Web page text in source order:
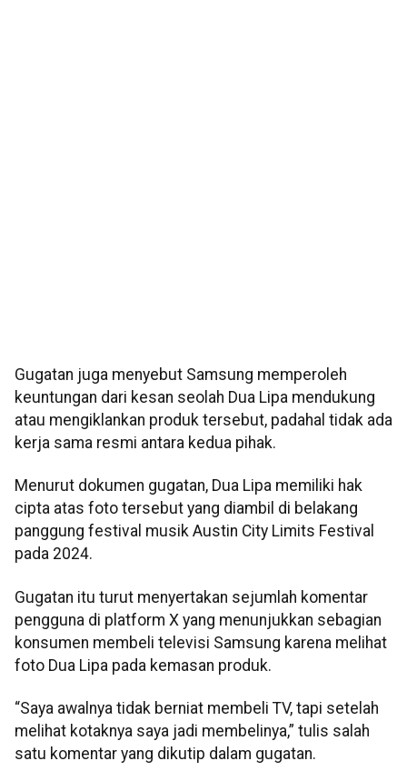
Gugatan juga menyebut Samsung memperoleh
keuntungan dari kesan seolah Dua Lipa mendukung
atau mengiklankan produk tersebut, padahal tidak ada
kerja sama resmi antara kedua pihak.
Menurut dokumen gugatan, Dua Lipa memiliki hak
cipta atas foto tersebut yang diambil di belakang
panggung festival musik Austin City Limits Festival
pada 2024.
Gugatan itu turut menyertakan sejumlah komentar
pengguna di platform X yang menunjukkan sebagian
konsumen membeli televisi Samsung karena melihat
foto Dua Lipa pada kemasan produk.
“Saya awalnya tidak berniat membeli TV, tapi setelah
melihat kotaknya saya jadi membelinya,” tulis salah
satu komentar yang dikutip dalam gugatan.